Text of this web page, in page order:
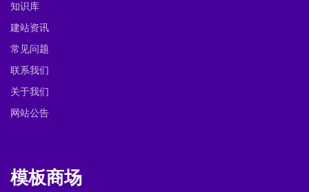
知识库
建站资讯
常见问题
联系我们
关于我们
网站公告
模板商场